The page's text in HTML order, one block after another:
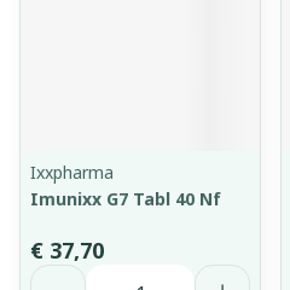
Ixxpharma
Imunixx G7 Tabl 40 Nf
€ 37,70
Aantal